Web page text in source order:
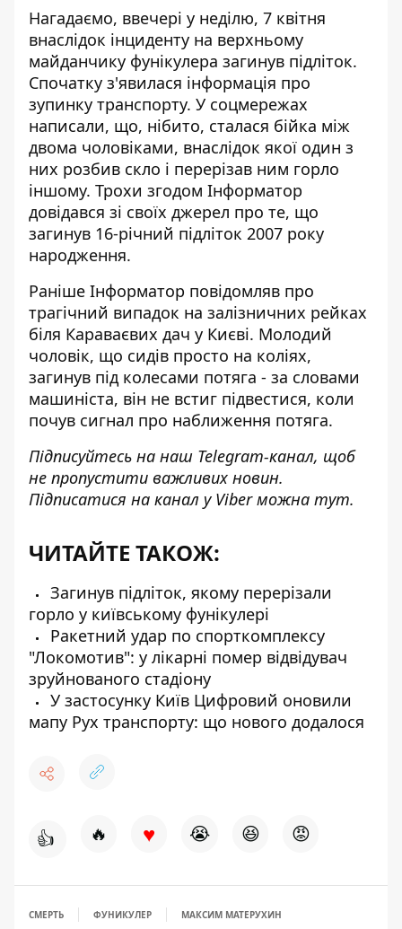
Нагадаємо, ввечері у неділю, 7 квітня
внаслідок інциденту на верхньому
майданчику фунікулера загинув підліток.
Спочатку з'явилася інформація про
зупинку транспорту. У соцмережах
написали, що, нібито, сталася бійка між
двома чоловіками, внаслідок якої один з
них розбив скло і перерізав ним горло
іншому. Трохи згодом Інформатор
довідався зі своїх джерел про те, що
загинув 16-річний підліток 2007 року
народження.
Раніше Інформатор повідомляв про
трагічний випадок на залізничних рейках
біля Караваєвих дач у Києві. Молодий
чоловік, що сидів просто на коліях,
загинув під колесами потяга - за словами
машиніста, він не встиг підвестися, коли
почув сигнал про наближення потяга.
Підписуйтесь на наш Telegram-канал, щоб
не пропустити важливих новин.
Підписатися на канал у Viber можна тут.
ЧИТАЙТЕ ТАКОЖ:
Загинув підліток, якому перерізали
горло у київському фунікулері
Ракетний удар по спорткомплексу
"Локомотив": у лікарні помер відвідувач
зруйнованого стадіону
У застосунку Київ Цифровий оновили
мапу Рух транспорту: що нового додалося
👍 🔥 ♥ 😭 😆 😡
СМЕРТЬ ФУНИКУЛЕР МАКСИМ МАТЕРУХИН